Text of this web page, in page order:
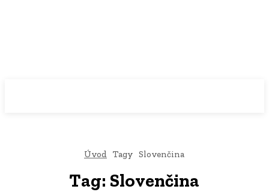
Úvod Tagy Slovenčina
Tag: Slovenčina